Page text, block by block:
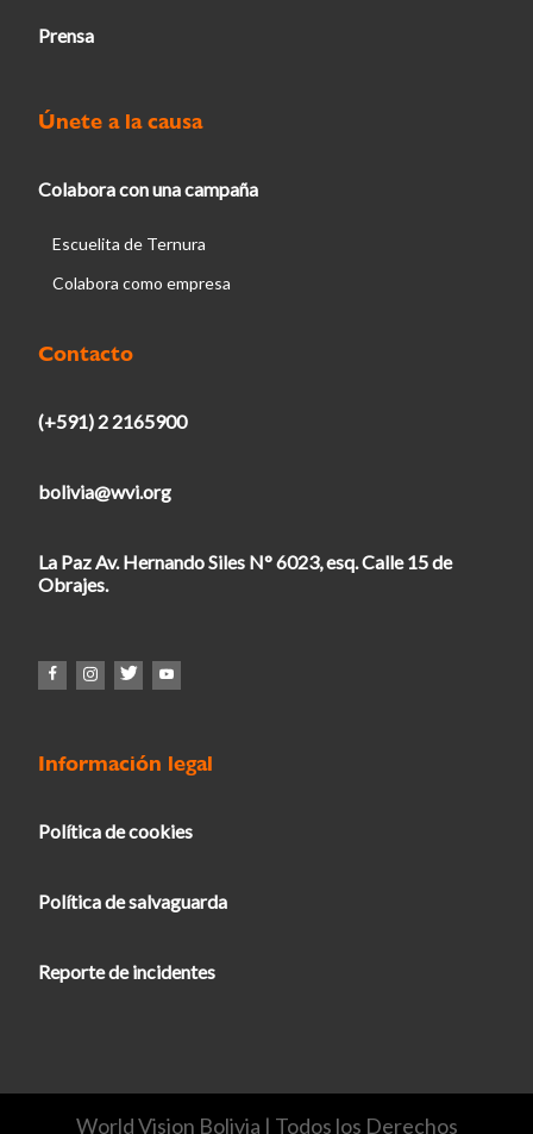
Prensa
Únete a la causa
Colabora con una campaña
Escuelita de Ternura
Colabora como empresa
Contacto
(+591) 2 2165900
bolivia@wvi.org
La Paz Av. Hernando Siles N° 6023, esq. Calle 15 de
Obrajes.
Información legal
Política de cookies
Política de salvaguarda
Reporte de incidentes
World Vision Bolivia | Todos los Derechos